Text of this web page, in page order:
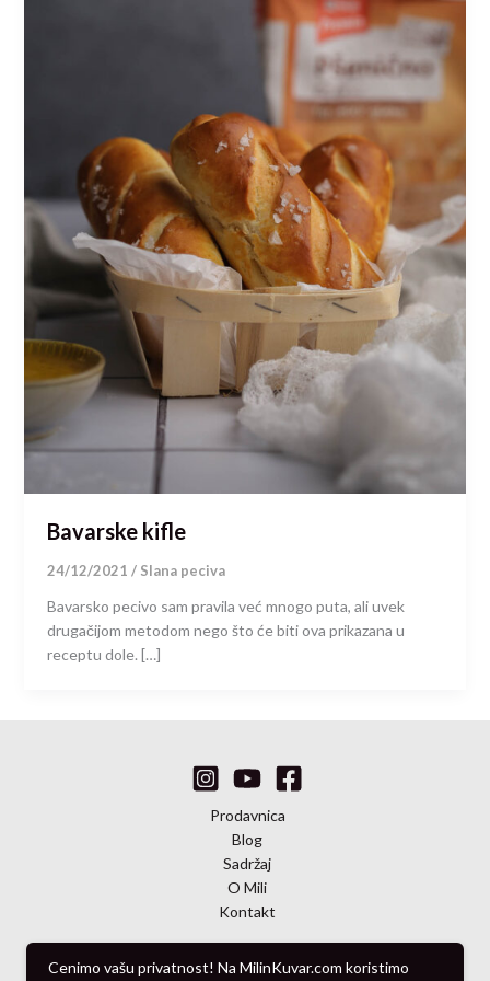
Cenimo vašu privatnost! Na MilinKuvar.com koristimo
Bavarske kifle
24/12/2021 / Slana peciva
Bavarsko pecivo sam pravila već mnogo puta, ali uvek
drugačijom metodom nego što će biti ova prikazana u
receptu dole. […]
Prodavnica
Blog
Sadržaj
O Mili
Kontakt